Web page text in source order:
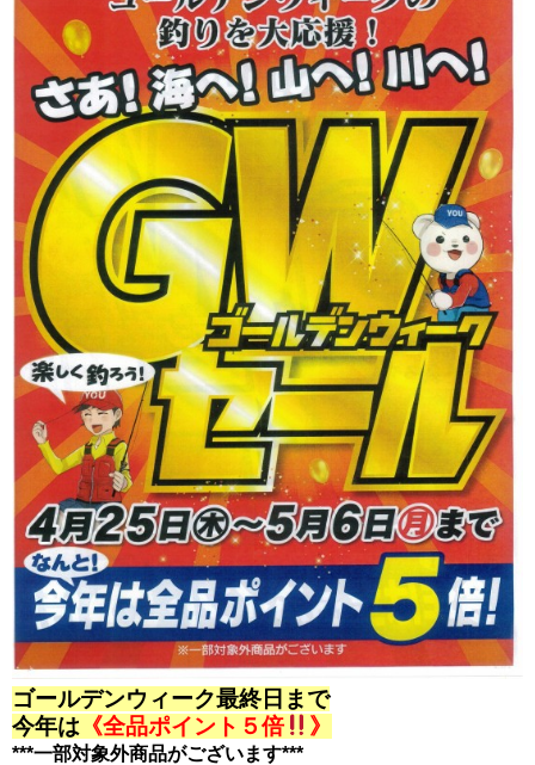
ゴールデンウィーク最終日まで
今年は 《全品ポイント５倍 》
***一部対象外商品がございます***